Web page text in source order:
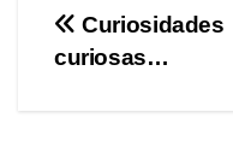
Curiosidades
curiosas…